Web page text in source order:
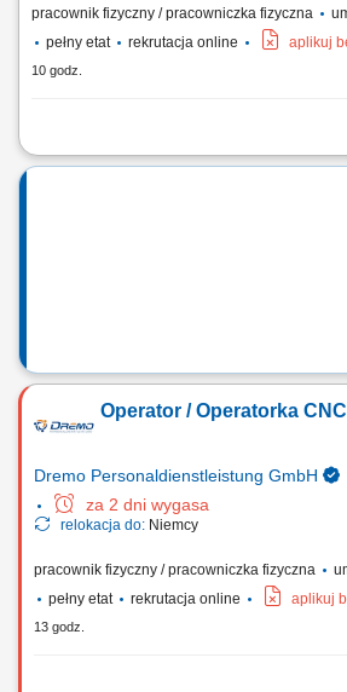
pracownik fizyczny / pracowniczka fizyczna
pełny etat
rekrutacja online aplikuj
10 godz.
Obowiązki: Przygotowywanie i organizacja
Operator / Operatorka
Dremo Personaldienstleistung GmbH
za 2 dni wygasa
relokacja do: Niemcy
pracownik fizyczny / pracowniczka fizyczna
pełny etat
rekrutacja online aplikuj
13 godz.